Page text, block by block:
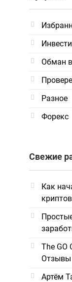
Обман в
Разное
Форекс
Свежие
Как
The GO
Отзывы
Артём